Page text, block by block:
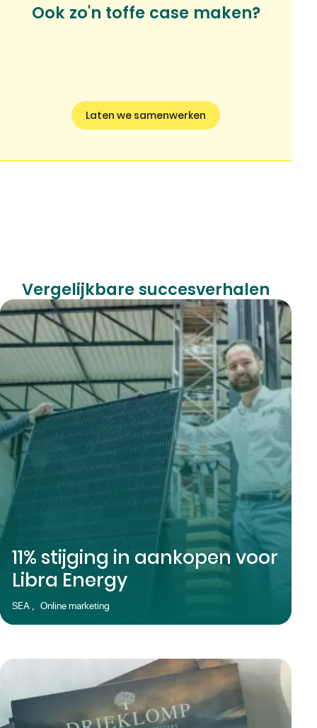
Ook zo'n toffe case maken?
Laten we samenwerken
Vergelijkbare succesverhalen
11% stijging in aankopen voor
Libra Energy
SEA , Online marketing